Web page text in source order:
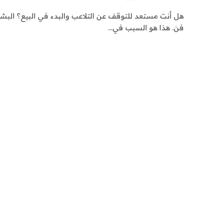
هل أنت مستعد للتوقف عن التلاعب والبدء في البيع؟
فن. هذا هو السبب في…